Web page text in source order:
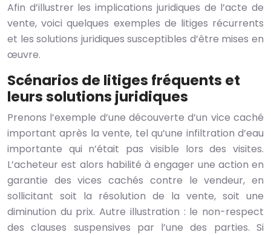
Afin d’illustrer les implications juridiques de l’acte de
vente, voici quelques exemples de litiges récurrents
et les solutions juridiques susceptibles d’être mises en
œuvre.
Scénarios de litiges fréquents et
leurs solutions juridiques
Prenons l’exemple d’une découverte d’un vice caché
important après la vente, tel qu’une infiltration d’eau
importante qui n’était pas visible lors des visites.
L’acheteur est alors habilité à engager une action en
garantie des vices cachés contre le vendeur, en
sollicitant soit la résolution de la vente, soit une
diminution du prix. Autre illustration : le non-respect
des clauses suspensives par l’une des parties. Si